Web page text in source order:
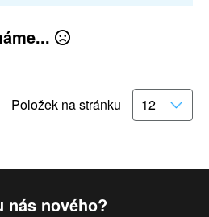
Položek na stránku
nás nového?